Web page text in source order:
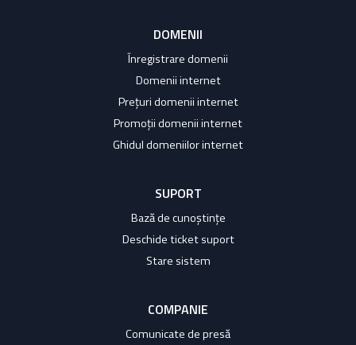
DOMENII
Înregistrare domenii
Domenii internet
Prețuri domenii internet
Promoții domenii internet
Ghidul domeniilor internet
SUPORT
Bază de cunoștințe
Deschide ticket suport
Stare sistem
COMPANIE
Comunicate de presă